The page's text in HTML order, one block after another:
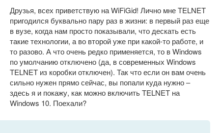
Друзья, всех приветствую на WiFiGid! Лично мне TELNET
пригодился буквально пару раз в жизни: в первый раз еще
в вузе, когда нам просто показывали, что дескать есть
такие технологии, а во второй уже при какой-то работе, и
то разово. А что очень редко применяется, то в Windows
по умолчанию отключено (да, в современных Windows
TELNET из коробки отключен). Так что если он вам очень
сильно нужен прямо сейчас, вы попали куда нужно –
здесь я и покажу, как можно включить TELNET на
Windows 10. Поехали?